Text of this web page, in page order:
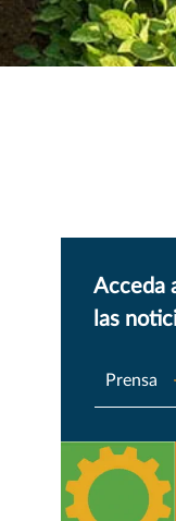
Acceda
las
Prensa